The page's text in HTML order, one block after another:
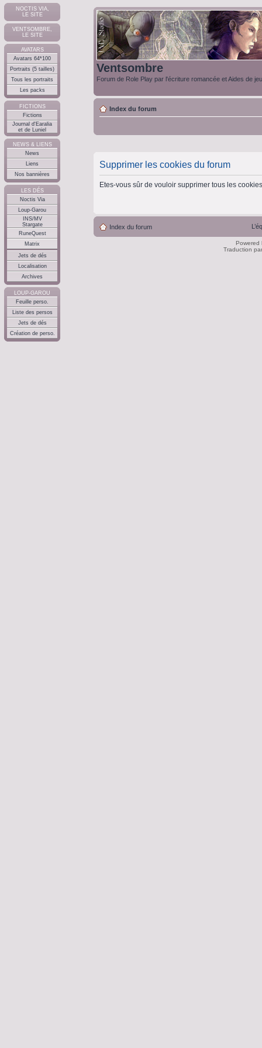
NOCTIS VIA,
LE SITE
VENTSOMBRE,
LE SITE
AVATARS
Avatars 64*100
Portraits (5 tailles)
Tous les portraits
Les packs
FICTIONS
Fictions
Journal d'Earalia
et de Luniel
NEWS & LIENS
News
Liens
Nos bannières
LES DÉS
Noctis Via
Loup-Garou
INS/MV
Stargate
RuneQuest
Matrix
Jets de dés
Localisation
Archives
LOUP-GAROU
Feuille perso.
Liste des persos
Jets de dés
Création de perso.
Ventsombre
Forum de Role Play par l'écriture romancée et Aides de
Index du forum
Supprimer les cookies du forum
Etes-vous sûr de vouloir supprimer tous les
Index du forum
Powered
Traduction